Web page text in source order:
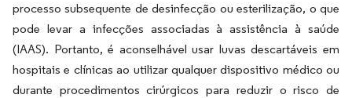
processo subsequente de desinfecção ou esterilização, o que
pode levar a infecções associadas à assistência à saúde
(IAAS). Portanto, é aconselhável usar luvas descartáveis em
hospitais e clínicas ao utilizar qualquer dispositivo médico ou
durante procedimentos cirúrgicos para reduzir o risco de